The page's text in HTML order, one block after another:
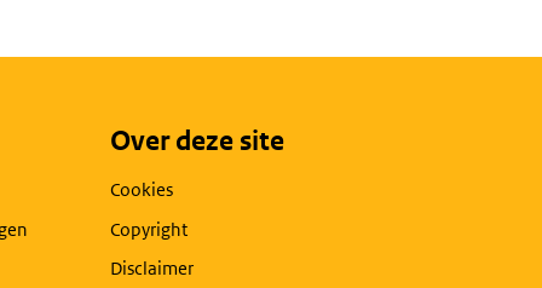
Over deze site
Cookies
Copyright
Disclaimer